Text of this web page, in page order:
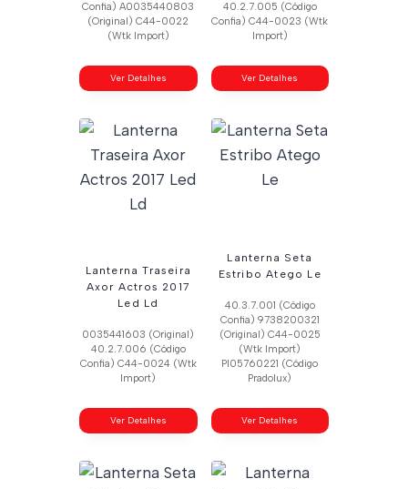
Confia) A0035440803
(Original) C44-0022
(Wtk Import)
Ver Detalhes
40.2.7.005 (Código
Confia) C44-0023 (Wtk
Import)
Ver Detalhes
Lanterna Traseira
Axor Actros 2017
Led Ld
0035441603 (Original)
40.2.7.006 (Código
Confia) C44-0024 (Wtk
Import)
Ver Detalhes
Lanterna Seta
Estribo Atego Le
40.3.7.001 (Código
Confia) 9738200321
(Original) C44-0025
(Wtk Import)
Pl05760221 (Código
Pradolux)
Ver Detalhes